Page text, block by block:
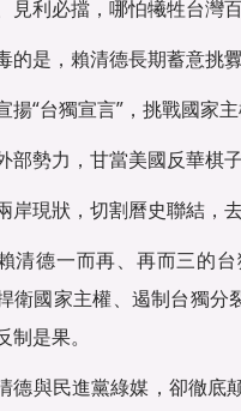
見利必擋，哪怕犧牲台灣
的是，賴清德長期蓄意挑
揚“台獨宣言”，挑戰國家
部勢力，甘當美國反華棋子
岸現狀，切割曆史聯結，
清德一而再、再而三的
衛國家主權、遏制台獨分
制是果。
德與民進黨綠媒，卻徹底